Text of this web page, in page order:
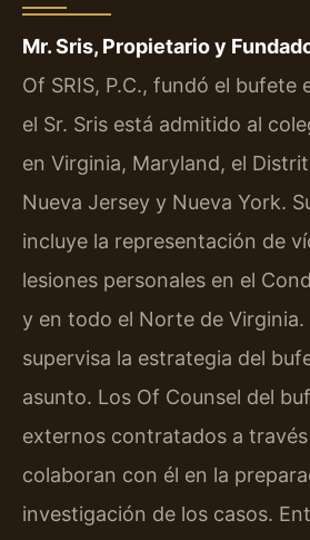
Mr. Sris, Propietario y
Of SRIS, P.C., fundó el bufete
el Sr. Sris está admitido al
en Virginia, Maryland, el
Nueva Jersey y Nueva York.
incluye la representación de
lesiones personales en el
y en todo el Norte de Virginia.
supervisa la estrategia del
asunto. Los Of Counsel del
externos contratados a
colaboran con él en la
investigación de los casos.